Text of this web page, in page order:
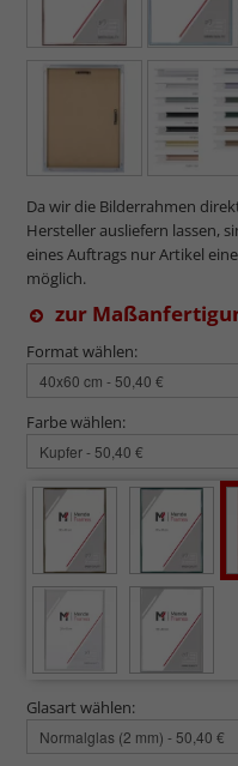
Da wir die Bilderrahmen
Hersteller ausliefern lassen,
eines Auftrags nur Artikel
möglich.
zur
Format wählen:
Farbe wählen:
Glasart wählen: